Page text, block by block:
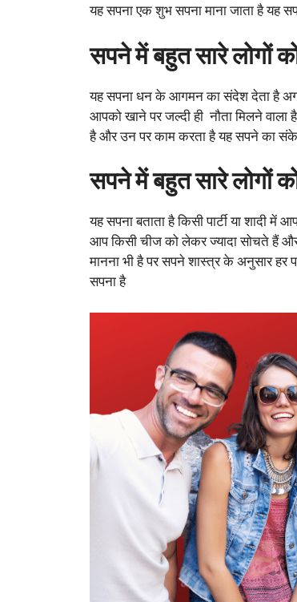
यह सपना एक शुभ सपना माना जाता है यह
सपने में बहुत सारे लोगों
यह सपना धन के आगमन का संदेश देता है
आपको खाने पर जल्दी ही नौता मिलने
है और उन पर काम करता है यह सपने का
सपने में बहुत सारे लोगों
यह सपना बताता है किसी पार्टी या शादी
आप किसी चीज को लेकर ज्यादा सोचते हैं
मानना भी है पर सपने शास्त्र के अनुसार
सपना है